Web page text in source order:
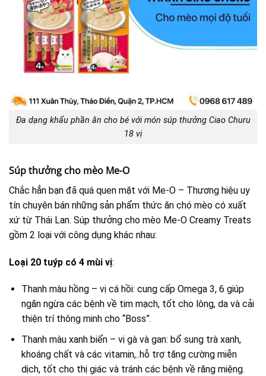
Đa dạng khẩu phần ăn cho bé với món súp thưởng Ciao Churu
18 vị
Súp thưởng cho mèo Me-O
Chắc hẳn bạn đã quá quen mặt với Me-O – Thương hiệu uy
tín chuyên bán những sản phẩm thức ăn chó mèo có xuất
xứ từ Thái Lan. Súp thưởng cho mèo Me-O Creamy Treats
gồm 2 loại với công dụng khác nhau:
Loại 20 tuýp có 4 mùi vị:
Thanh màu hồng – vị cá hồi: cung cấp Omega 3, 6 giúp
ngăn ngừa các bệnh về tim mạch, tốt cho lông, da và cải
thiện trí thông minh cho “Boss”.
Thanh màu xanh biển – vị gà và gan: bổ sung trà xanh,
khoáng chất và các vitamin,..hỗ trợ tăng cường miễn
dịch, tốt cho thị giác và tránh các bệnh về răng miệng.